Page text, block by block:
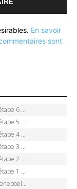
En savoir
sont
en jaune
Prévot coule
Prévot en crise
maillot jaune
7e record
maillot jaune
battu au sprint